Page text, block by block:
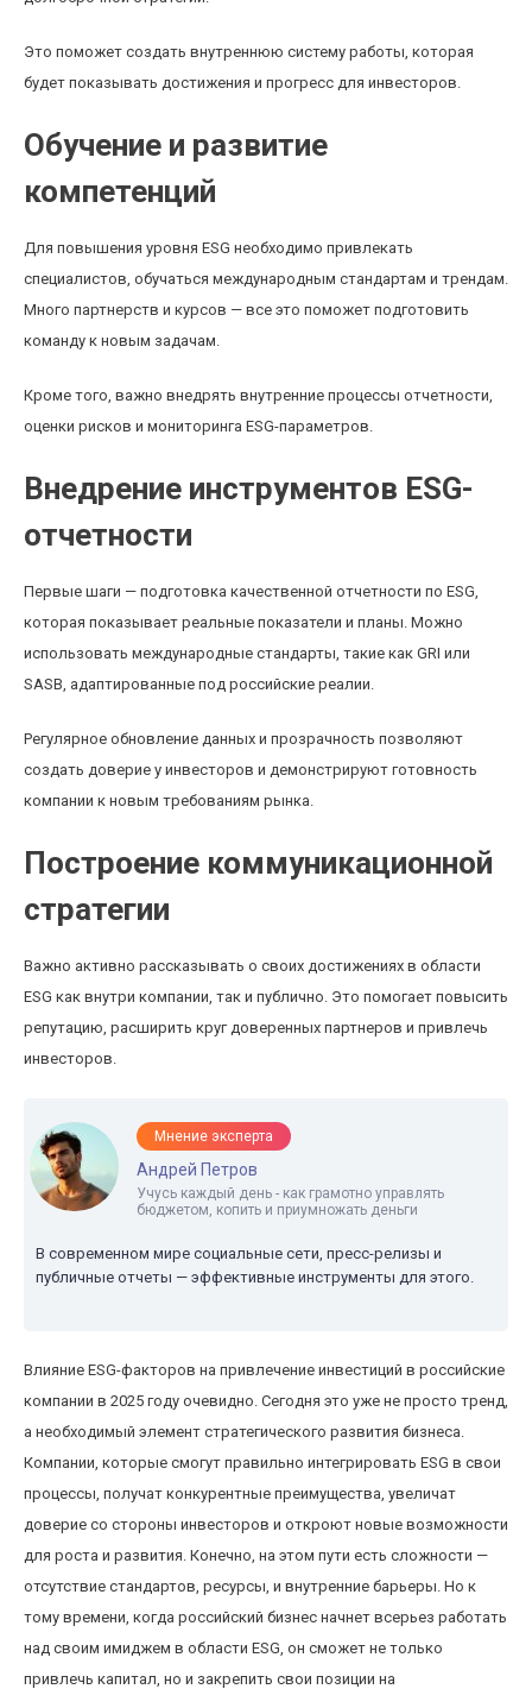
Это поможет создать внутреннюю систему работы, которая
будет показывать достижения и прогресс для инвесторов.
Обучение и развитие
компетенций
Для повышения уровня ESG необходимо привлекать
специалистов, обучаться международным стандартам и трендам.
Много партнерств и курсов — все это поможет подготовить
команду к новым задачам.
Кроме того, важно внедрять внутренние процессы отчетности,
оценки рисков и мониторинга ESG-параметров.
Внедрение инструментов ESG-
отчетности
Первые шаги — подготовка качественной отчетности по ESG,
которая показывает реальные показатели и планы. Можно
использовать международные стандарты, такие как GRI или
SASB, адаптированные под российские реалии.
Регулярное обновление данных и прозрачность позволяют
создать доверие у инвесторов и демонстрируют готовность
компании к новым требованиям рынка.
Построение коммуникационной
стратегии
Важно активно рассказывать о своих достижениях в области
ESG как внутри компании, так и публично. Это помогает повысить
репутацию, расширить круг доверенных партнеров и привлечь
инвесторов.
Мнение эксперта
Андрей Петров
Учусь каждый день - как грамотно управлять
бюджетом, копить и приумножать деньги
В современном мире социальные сети, пресс-релизы и
публичные отчеты — эффективные инструменты для этого.
Влияние ESG-факторов на привлечение инвестиций в российские
компании в 2025 году очевидно. Сегодня это уже не просто тренд,
а необходимый элемент стратегического развития бизнеса.
Компании, которые смогут правильно интегрировать ESG в свои
процессы, получат конкурентные преимущества, увеличат
доверие со стороны инвесторов и откроют новые возможности
для роста и развития. Конечно, на этом пути есть сложности —
отсутствие стандартов, ресурсы, и внутренние барьеры. Но к
тому времени, когда российский бизнес начнет всерьез работать
над своим имиджем в области ESG, он сможет не только
привлечь капитал, но и закрепить свои позиции на